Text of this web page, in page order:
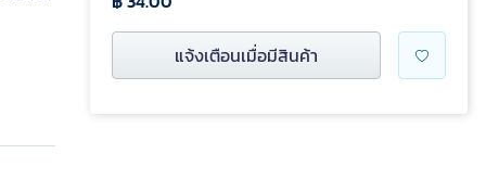
แจ้งเตือนเมื่อมีสินค้า